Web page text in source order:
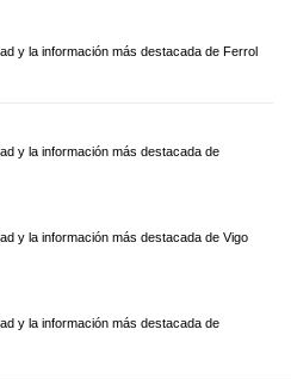
y la información más destacada de Ferrol
y la información más destacada de
y la información más destacada de Vigo
y la información más destacada de